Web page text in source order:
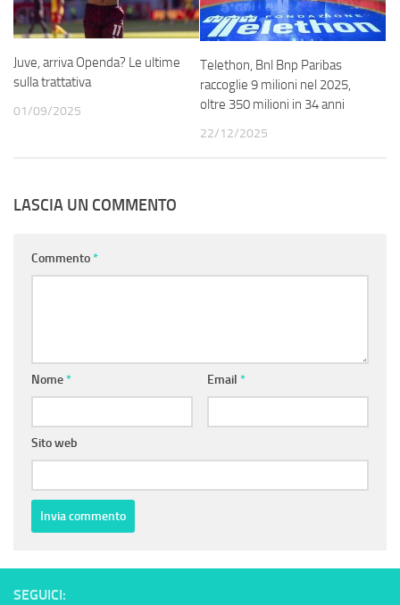
Juve, arriva Openda? Le ultime
sulla trattativa
01/09/2025
Telethon, Bnl Bnp Paribas
raccoglie 9 milioni nel 2025,
oltre 350 milioni in 34 anni
22/12/2025
LASCIA UN COMMENTO
Commento*
Nome* Email *
Sito web
SEGUICI: